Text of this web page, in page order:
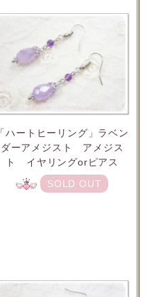
「ハートヒーリング」ラベン
ダーアメジスト アメジス
ト イヤリングorピアス
SOLD OUT